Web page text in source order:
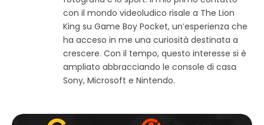
m
con il mondo videoludico risale a The Lion
King su Game Boy Pocket, un’esperienza che
ha acceso in me una curiosità destinata a
crescere. Con il tempo, questo interesse si è
ampliato abbracciando le console di casa
Sony, Microsoft e Nintendo.